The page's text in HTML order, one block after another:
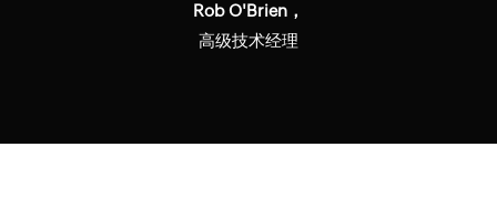
Rob O'Brien，
高级技术经理